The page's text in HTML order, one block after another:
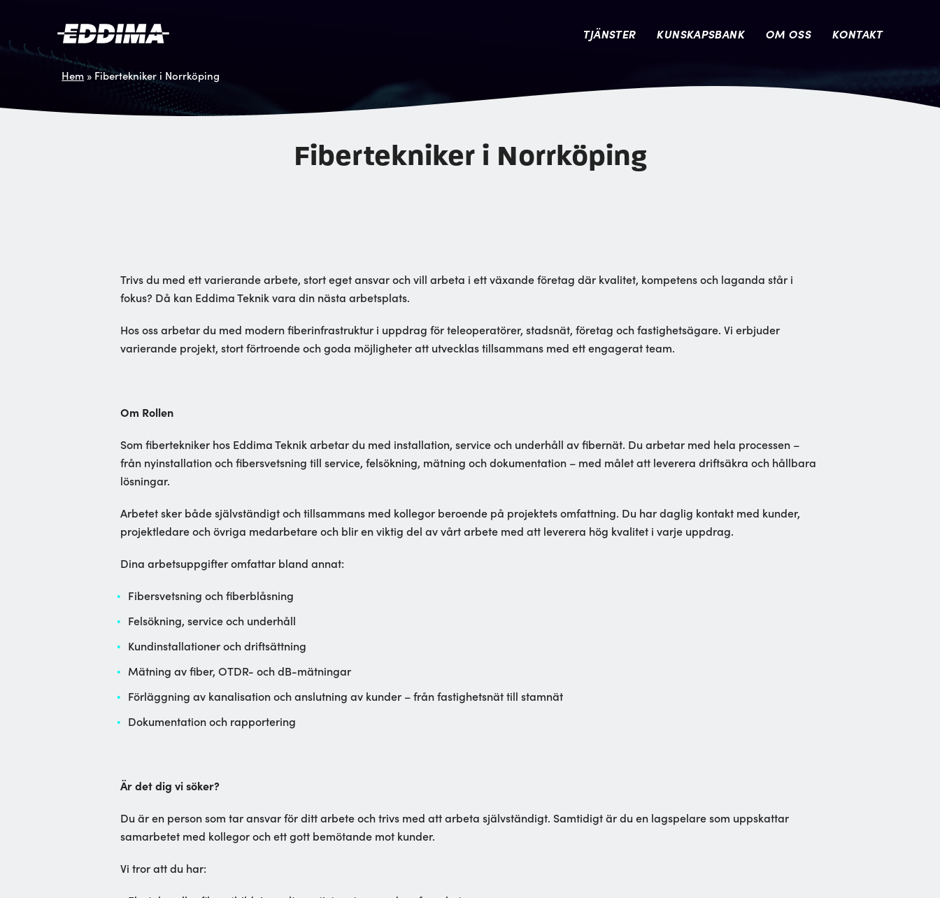
TJÄNSTER KUNSKAPSBANK OM OSS KONTAKT
Hem » Fibertekniker i Norrköping
Fibertekniker i Norrköping
Trivs du med ett varierande arbete, stort eget ansvar och vill arbeta i ett växande företag där kvalitet, kompetens och laganda står i
fokus? Då kan Eddima Teknik vara din nästa arbetsplats.
Hos oss arbetar du med modern fiberinfrastruktur i uppdrag för teleoperatörer, stadsnät, företag och fastighetsägare. Vi erbjuder
varierande projekt, stort förtroende och goda möjligheter att utvecklas tillsammans med ett engagerat team.
Om Rollen
Som fibertekniker hos Eddima Teknik arbetar du med installation, service och underhåll av fibernät. Du arbetar med hela processen –
från nyinstallation och fibersvetsning till service, felsökning, mätning och dokumentation – med målet att leverera driftsäkra och hållbara
lösningar.
Arbetet sker både självständigt och tillsammans med kollegor beroende på projektets omfattning. Du har daglig kontakt med kunder,
projektledare och övriga medarbetare och blir en viktig del av vårt arbete med att leverera hög kvalitet i varje uppdrag.
Dina arbetsuppgifter omfattar bland annat:
Fibersvetsning och fiberblåsning
Felsökning, service och underhåll
Kundinstallationer och driftsättning
Mätning av fiber, OTDR- och dB-mätningar
Förläggning av kanalisation och anslutning av kunder – från fastighetsnät till stamnät
Dokumentation och rapportering
Är det dig vi söker?
Du är en person som tar ansvar för ditt arbete och trivs med att arbeta självständigt. Samtidigt är du en lagspelare som uppskattar
samarbetet med kollegor och ett gott bemötande mot kunder.
Vi tror att du har: